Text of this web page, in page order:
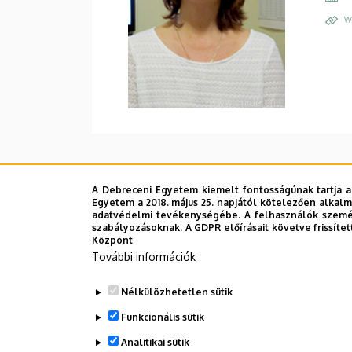
A Debreceni Egyetem kiemelt fontosságúnak
Egyetem a 2018. május 25. napjától kötelezően
adatvédelmi tevékenységébe. A felhasználók
szabályozásoknak. A GDPR előírásait követve
Központ
További információk
Nélkülözhetetlen sütik
Funkcionális sütik
Analitikai sütik